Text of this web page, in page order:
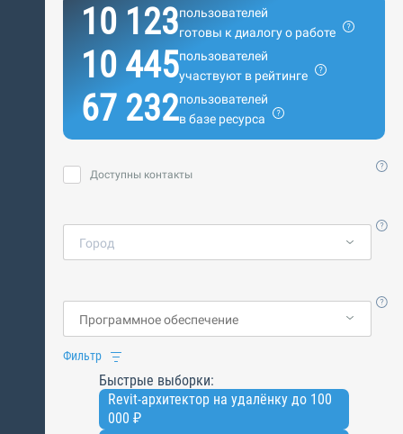
10 123пользователей
готовы к диалогу о работе
10 445пользователей
участвуют в рейтинге
67 232пользователей
в базе ресурса
Доступны контакты
Город
Фильтр
Быстрые выборки:
Revit-архитектор на удалёнку до 100
000 ₽